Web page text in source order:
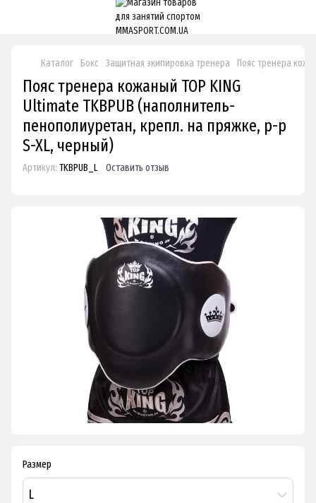
Каталог Бокс Защитная экипировка тренера Пояс тренера
Пояс тренера кожаный TOP KING
Ultimate TKBPUB (наполнитель-
пенополиуретан, крепл. на пряжке, р-р
S-XL, черный)
Артикул: TKBPUB_L Оставить отзыв
Размер
L